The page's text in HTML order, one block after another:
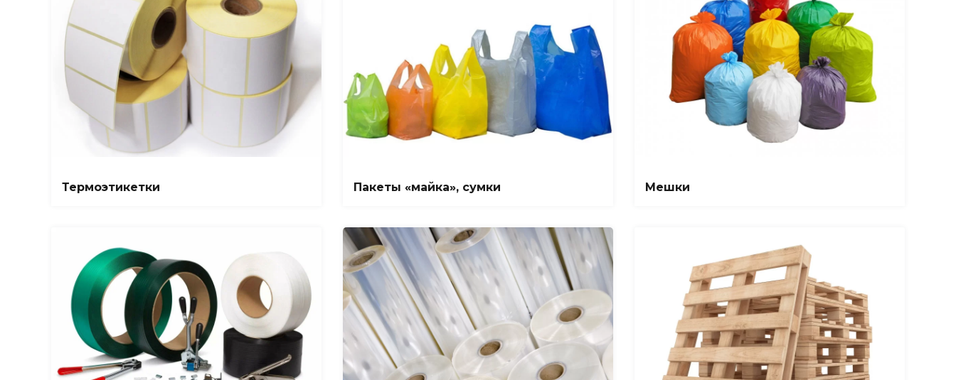
Термоэтикетки Пакеты «майка», сумки Мешки